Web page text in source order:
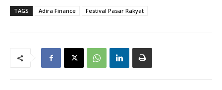
TAGS Adira Finance Festival Pasar Rakyat